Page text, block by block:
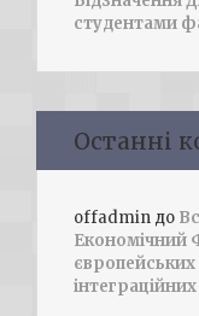
студентами
Останні
offadmin до
Економічний
європейських